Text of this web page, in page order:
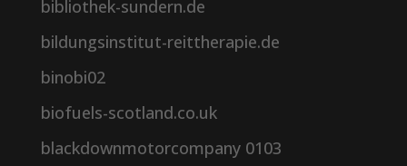
bibliothek-sundern.de
bildungsinstitut-reittherapie.de
binobi02
biofuels-scotland.co.uk
blackdownmotorcompany 0103